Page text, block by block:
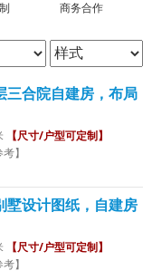
商务合作
三合院自建房，布局
【尺寸/户型可定制】
】
墅设计图纸，自建房
【尺寸/户型可定制】
】